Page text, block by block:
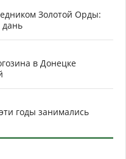
Золотой Орды:
дань
в Донецке
годы занимались